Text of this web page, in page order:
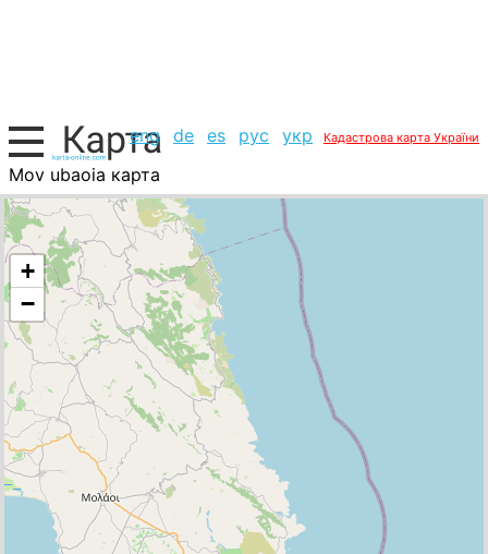
eng de es рус укр Кадастрова карта України
Mov ubaoia карта
Греція, список міст
+
−